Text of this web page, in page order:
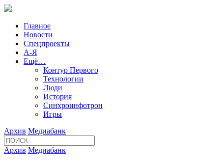
Главное
Новости
Спецпроекты
А-Я
Ещё…
Контур Первого
Технологии
Люди
История
Синхроинфотрон
Игры
Архив Медиабанк
Архив Медиабанк